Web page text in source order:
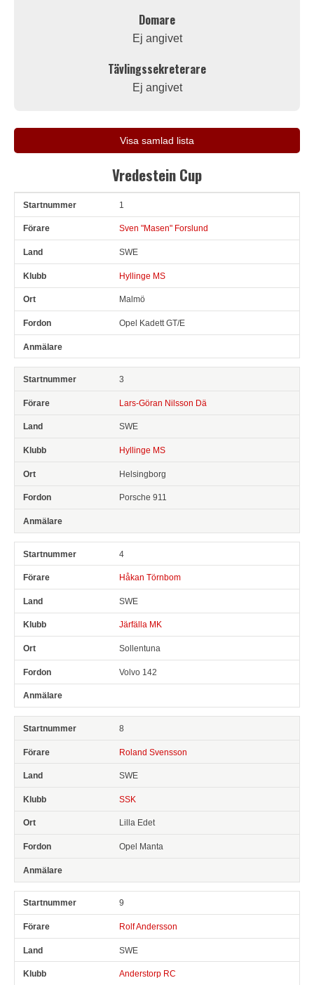
Domare
Ej angivet
Tävlingssekreterare
Ej angivet
Visa samlad lista
Vredestein Cup
Snr Förare 1
Sven "Masen" Forslund
SWE
Hyllinge MS
Malmö
Opel Kadett GT/E
3
Lars-Göran Nilsson Dä
SWE
Hyllinge MS
Helsingborg
Porsche 911
4
Håkan Törnbom
SWE
Järfälla MK
Sollentuna
Volvo 142
8
Roland Svensson
SWE
SSK
Lilla Edet
Opel Manta
9
Rolf Andersson
SWE
Anderstorp RC